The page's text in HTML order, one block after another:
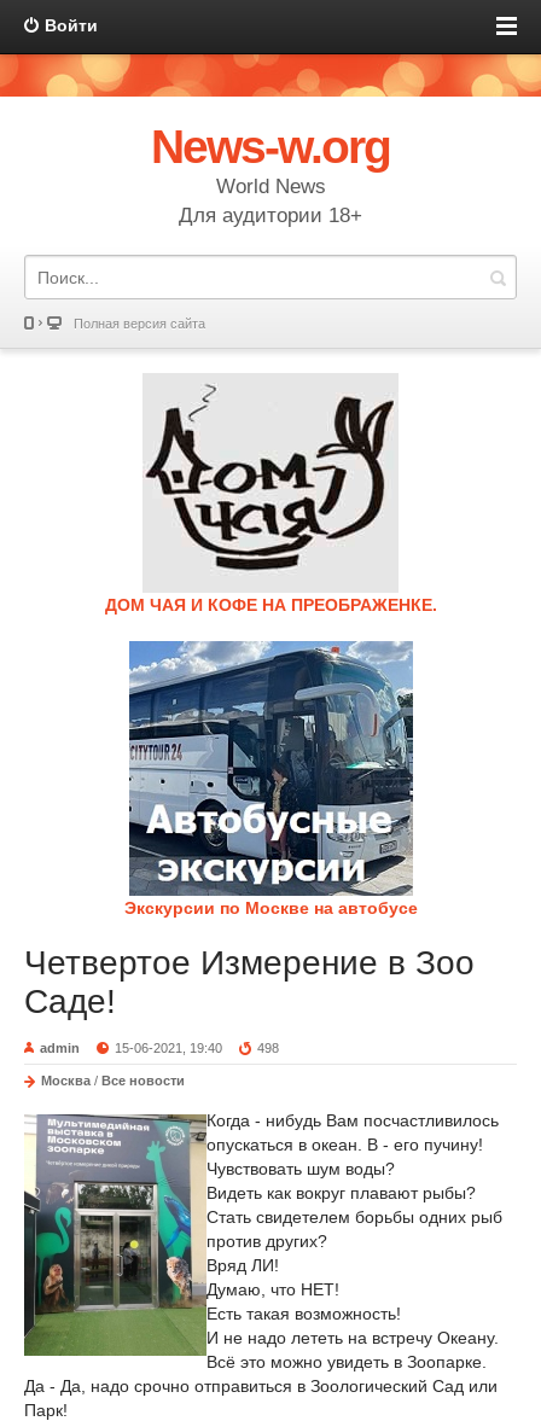
Войти
News-w.org
World News
Для аудитории 18+
Полная версия сайта
ДОМ ЧАЯ И КОФЕ НА ПРЕОБРАЖЕНКЕ.
Экскурсии по Москве на автобусе
Четвертое Измерение в Зоо
Саде!
admin 15-06-2021, 19:40 498
Москва / Все новости
Когда - нибудь Вам посчастливилось
опускаться в океан. В - его пучину!
Чувствовать шум воды?
Видеть как вокруг плавают рыбы?
Стать свидетелем борьбы одних рыб
против других?
Вряд ЛИ!
Думаю, что НЕТ!
Есть такая возможность!
И не надо лететь на встречу Океану.
Всё это можно увидеть в Зоопарке.
Да - Да, надо срочно отправиться в Зоологический Сад или
Парк!